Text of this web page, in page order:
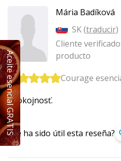
Mária Badíková
SK (traducir)
Cliente
producto
Courage
Spokojnosť.
¿Te ha sido útil esta reseña?
Aceite esencial GRATIS